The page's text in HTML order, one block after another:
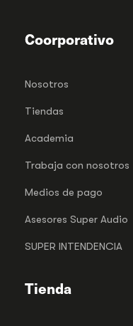
Coorporativo
Nosotros
Tiendas
Academia
Trabaja con nosotros
Medios de pago
Asesores Super Audio
SUPER INTENDENCIA
Tienda